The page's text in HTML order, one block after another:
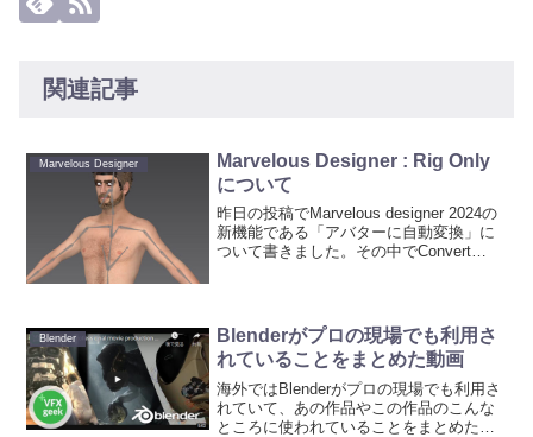
関連記事
Marvelous Designer
Marvelous Designer : Rig Only
について
昨日の投稿でMarvelous designer 2024の
新機能である「アバターに自動変換」に
ついて書きました。その中でConvert
Blender
Blenderがプロの現場でも利用さ
れていることをまとめた動画
海外ではBlenderがプロの現場でも利用さ
れていて、あの作品やこの作品のこんな
ところに使われていることをまとめた動